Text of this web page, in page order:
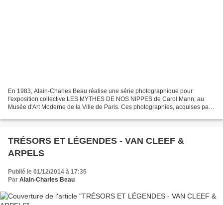
En 1983, Alain-Charles Beau réalise une série photographique pour
l'exposition collective LES MYTHES DE NOS NIPPES de Carol Mann, au
Musée d'Art Moderne de la Ville de Paris. Ces photographies, acquises par
TRÉSORS ET LÉGENDES - VAN CLEEF &
ARPELS
Publié le 01/12/2014 à 17:35
Par Alain-Charles Beau